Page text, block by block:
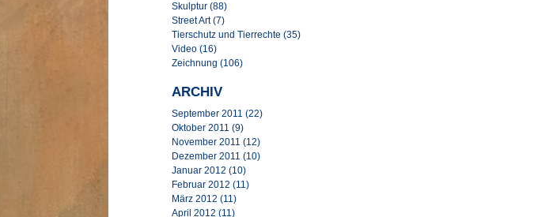
Skulptur (88)
Street Art (7)
Tierschutz und Tierrechte (35)
Video (16)
Zeichnung (106)
ARCHIV
September 2011 (22)
Oktober 2011 (9)
November 2011 (12)
Dezember 2011 (10)
Januar 2012 (10)
Februar 2012 (11)
März 2012 (11)
April 2012 (11)